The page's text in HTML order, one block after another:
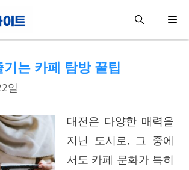
메
는 카페 탐방 꿀팁
일
대전은 다양한 매력을
지닌 도시로, 그 중에
서도 카페 문화가 특히